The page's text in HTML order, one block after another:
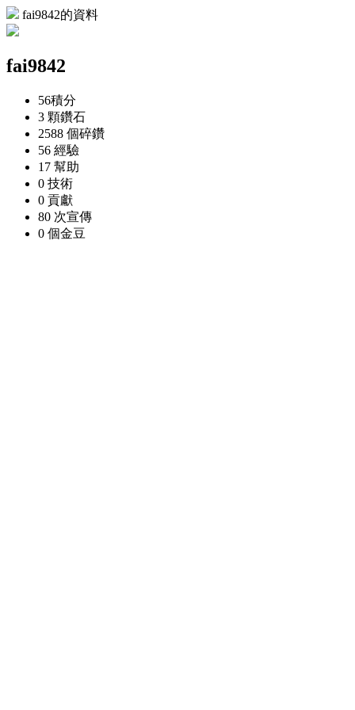
fai9842的資料
fai9842
56積分
3 顆鑽石
2588 個碎鑽
56 經驗
17 幫助
0 技術
0 貢獻
80 次宣傳
0 個金豆